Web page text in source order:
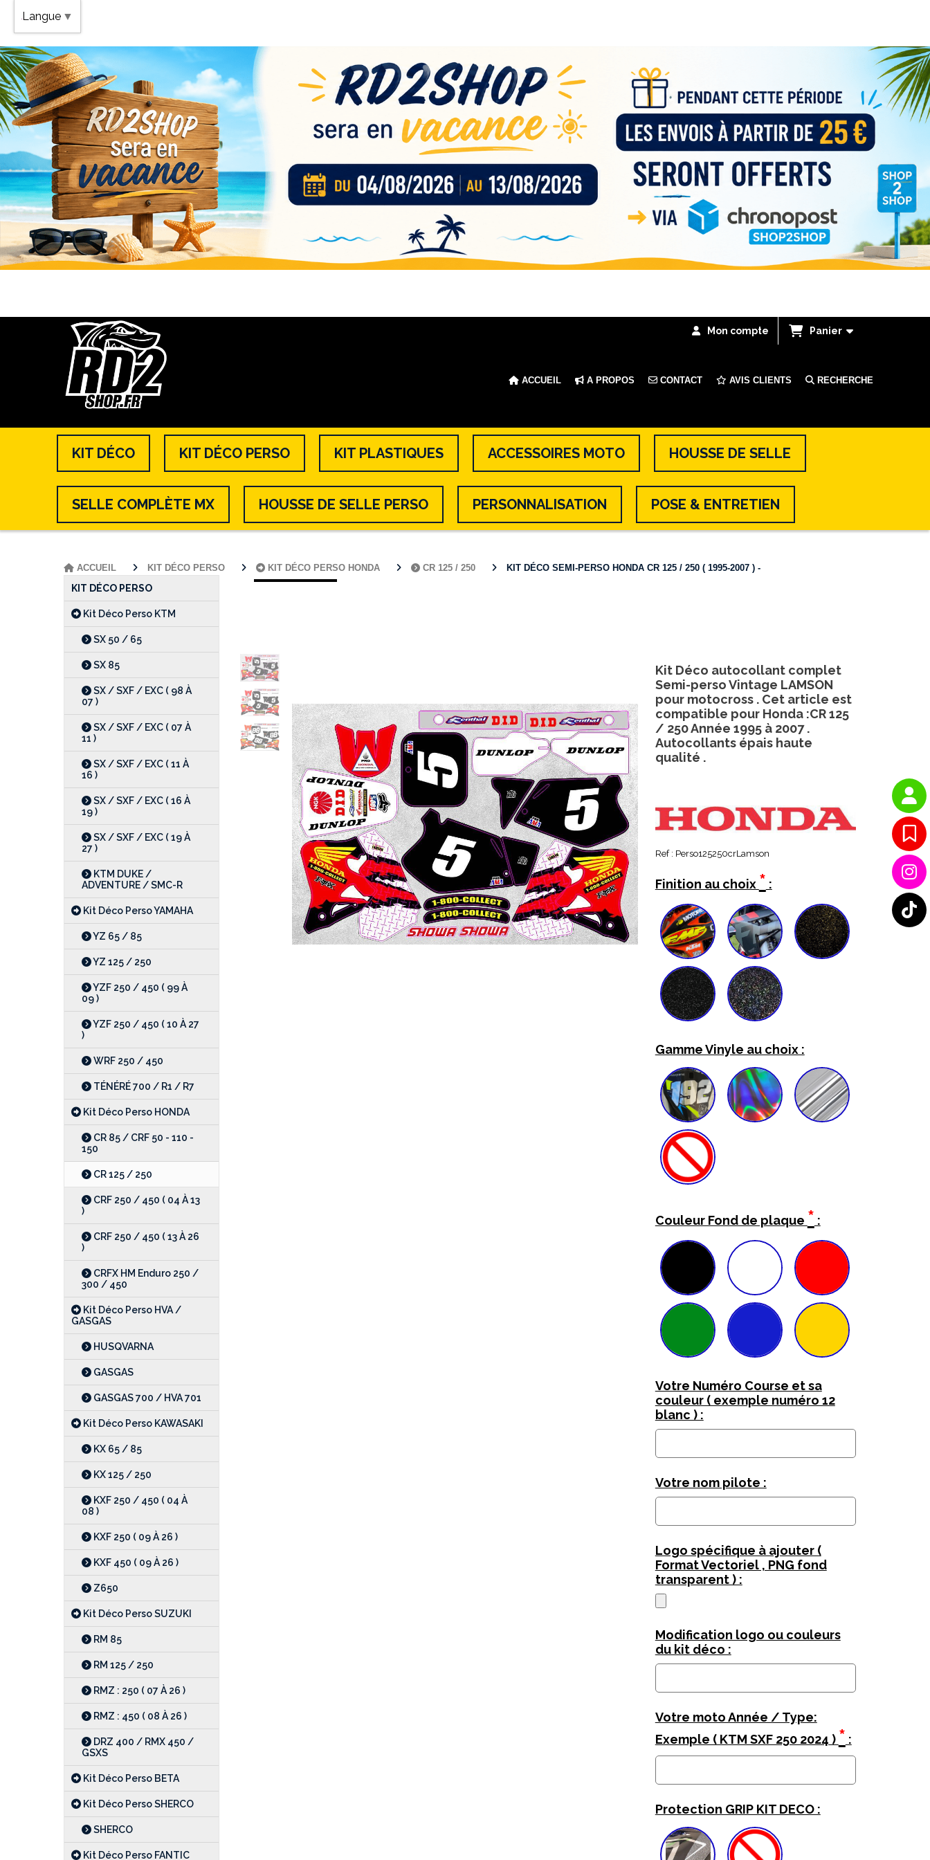
Bandeau
Vacances
Mon compte Panier
ACCUEIL A PROPOS CONTACT AVIS CLIENTS RECHERCHE
KIT DÉCO KIT DÉCO PERSO KIT PLASTIQUES ACCESSOIRES MOTO HOUSSE DE SELLE
SELLE COMPLÈTE MX HOUSSE DE SELLE PERSO PERSONNALISATION POSE & ENTRETIEN
KIT DÉCO PERSO
Kit Déco Perso KTM
SX 50 / 65
SX 85
SX / SXF / EXC ( 98 À
07 )
SX / SXF / EXC ( 07 À
11 )
SX / SXF / EXC ( 11 À
16 )
SX / SXF / EXC ( 16 À
19 )
SX / SXF / EXC ( 19 À
27 )
KTM DUKE /
ADVENTURE / SMC-R
Kit Déco Perso YAMAHA
YZ 65 / 85
YZ 125 / 250
YZF 250 / 450 ( 99 À
09 )
YZF 250 / 450 ( 10 À 27
)
WRF 250 / 450
TÉNÉRÉ 700 / R1 / R7
Kit Déco Perso HONDA
CR 85 / CRF 50 - 110 -
150
CR 125 / 250
CRF 250 / 450 ( 04 À 13
)
CRF 250 / 450 ( 13 À 26
)
CRFX HM Enduro 250 /
300 / 450
Kit Déco Perso HVA /
GASGAS
HUSQVARNA
GASGAS
GASGAS 700 / HVA 701
Kit Déco Perso KAWASAKI
KX 65 / 85
KX 125 / 250
KXF 250 / 450 ( 04 À
08 )
KXF 250 ( 09 À 26 )
KXF 450 ( 09 À 26 )
Z650
Kit Déco Perso SUZUKI
RM 85
RM 125 / 250
RMZ : 250 ( 07 À 26 )
RMZ : 450 ( 08 À 26 )
DRZ 400 / RMX 450 /
GSXS
Kit Déco Perso BETA
Kit Déco Perso SHERCO
SHERCO
Kit Déco Perso FANTIC
ACCUEIL KIT DÉCO PERSO KIT DÉCO PERSO HONDA CR 125 / 250 KIT DÉCO SEMI-PERSO HONDA CR 125 / 250 ( 1995-2007 ) -
Ref : Perso125250crLamson
Finition au choix * :
Gamme Vinyle au choix :
Couleur Fond de plaque * :
Votre Numéro Course et sa
couleur ( exemple numéro 12
blanc ) :
Votre nom pilote :
Logo spécifique à ajouter (
Format Vectoriel , PNG fond
transparent ) :
Modification logo ou couleurs
du kit déco :
Votre moto Année / Type:
Exemple ( KTM SXF 250 2024 ) * :
Protection GRIP KIT DECO :
Kit Déco autocollant complet
Semi-perso Vintage LAMSON
pour motocross . Cet article est
compatible pour Honda :CR 125
/ 250 Année 1995 à 2007 .
Autocollants épais haute
qualité .
Langue ▼